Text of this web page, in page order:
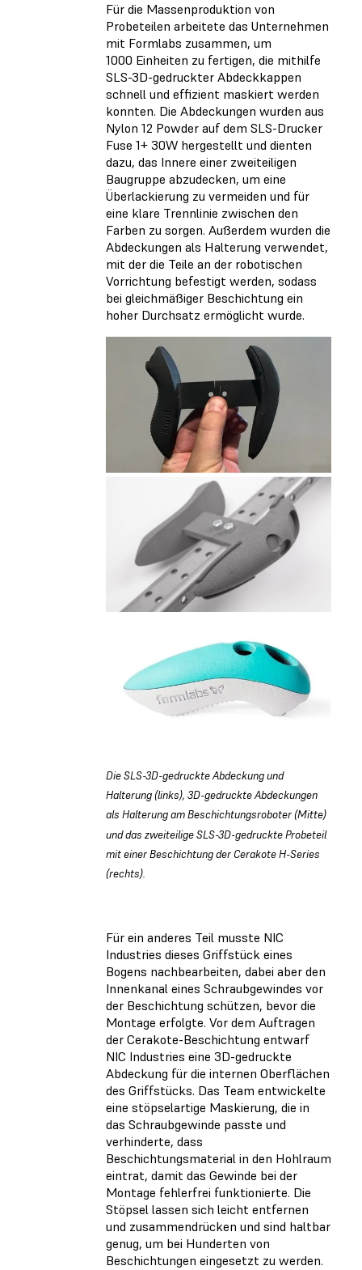
Für die Massenproduktion von
Probeteilen arbeitete das Unternehmen
mit Formlabs zusammen, um
1000 Einheiten zu fertigen, die mithilfe
SLS-3D-gedruckter Abdeckkappen
schnell und effizient maskiert werden
konnten. Die Abdeckungen wurden aus
Nylon 12 Powder auf dem SLS-Drucker
Fuse 1+ 30W hergestellt und dienten
dazu, das Innere einer zweiteiligen
Baugruppe abzudecken, um eine
Überlackierung zu vermeiden und für
eine klare Trennlinie zwischen den
Farben zu sorgen. Außerdem wurden die
Abdeckungen als Halterung verwendet,
mit der die Teile an der robotischen
Vorrichtung befestigt werden, sodass
bei gleichmäßiger Beschichtung ein
hoher Durchsatz ermöglicht wurde.
Die SLS-3D-gedruckte Abdeckung und
Halterung (links), 3D-gedruckte Abdeckungen
als Halterung am Beschichtungsroboter (Mitte)
und das zweiteilige SLS-3D-gedruckte Probeteil
mit einer Beschichtung der Cerakote H-Series
(rechts).
Für ein anderes Teil musste NIC
Industries dieses Griffstück eines
Bogens nachbearbeiten, dabei aber den
Innenkanal eines Schraubgewindes vor
der Beschichtung schützen, bevor die
Montage erfolgte. Vor dem Auftragen
der Cerakote-Beschichtung entwarf
NIC Industries eine 3D-gedruckte
Abdeckung für die internen Oberflächen
des Griffstücks. Das Team entwickelte
eine stöpselartige Maskierung, die in
das Schraubgewinde passte und
verhinderte, dass
Beschichtungsmaterial in den Hohlraum
eintrat, damit das Gewinde bei der
Montage fehlerfrei funktionierte. Die
Stöpsel lassen sich leicht entfernen
und zusammendrücken und sind haltbar
genug, um bei Hunderten von
Beschichtungen eingesetzt zu werden.